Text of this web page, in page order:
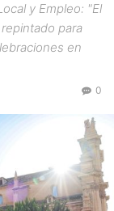
y Empleo: "El
para
en
0